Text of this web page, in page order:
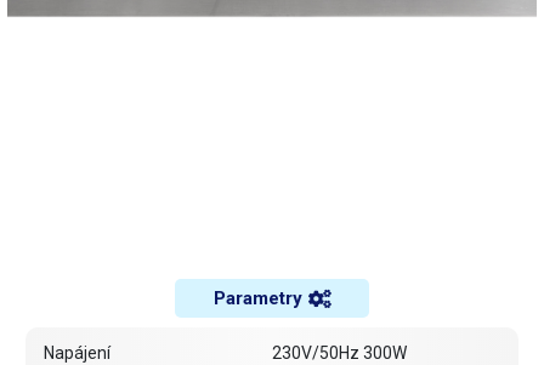
Parametry
Napájení 230V/50Hz 300W